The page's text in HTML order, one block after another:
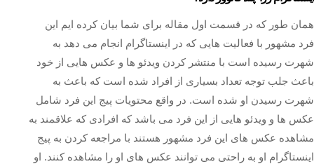
همان طور که در قسمت اول مقاله برای شما بیان کرده ایم این
فرد مشهور با فعالیت ‌هایی که در اینستاگرام انجام می دهد به
شهرت رسیده است با منتشر کردن ویدئو ها و عکس هایی از خود
باعث جلب توجه تعداد بسیاری از افراد شده است که باعث به
شهرت رسیدن او شده است. در واقع محتویات پیج این فرد شامل
عکس ها و ویدئو هایی از این فرد می باشد که افرادی که علاقمند به
مشاهده عکس های این فرد مشهور هستند با مراجعه کردن به پیج
اینستاگرام او به راحتی می‌ توانند عکس های او را مشاهده کنند. او